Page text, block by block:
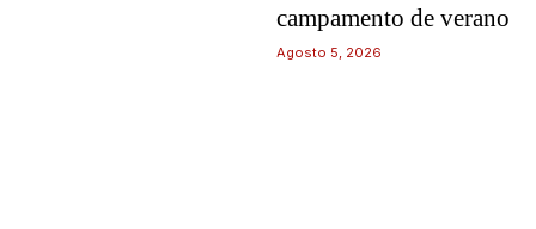
campamento de verano
Agosto 5, 2026